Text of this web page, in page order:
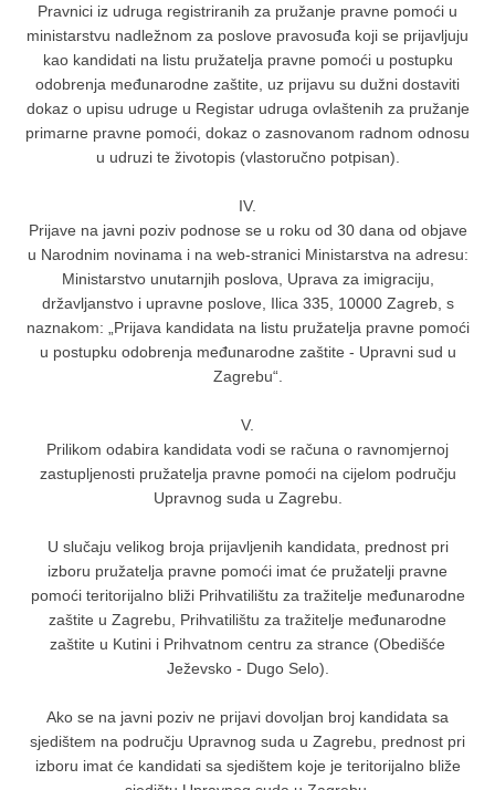
Pravnici iz udruga registriranih za pružanje pravne pomoći u
ministarstvu nadležnom za poslove pravosuđa koji se prijavljuju
kao kandidati na listu pružatelja pravne pomoći u postupku
odobrenja međunarodne zaštite, uz prijavu su dužni dostaviti
dokaz o upisu udruge u Registar udruga ovlaštenih za pružanje
primarne pravne pomoći, dokaz o zasnovanom radnom odnosu
u udruzi te životopis (vlastoručno potpisan).
IV.
Prijave na javni poziv podnose se u roku od 30 dana od objave
u Narodnim novinama i na web-stranici Ministarstva na adresu:
Ministarstvo unutarnjih poslova, Uprava za imigraciju,
državljanstvo i upravne poslove, Ilica 335, 10000 Zagreb, s
naznakom: „Prijava kandidata na listu pružatelja pravne pomoći
u postupku odobrenja međunarodne zaštite - Upravni sud u
Zagrebu“.
V.
Prilikom odabira kandidata vodi se računa o ravnomjernoj
zastupljenosti pružatelja pravne pomoći na cijelom području
Upravnog suda u Zagrebu.
U slučaju velikog broja prijavljenih kandidata, prednost pri
izboru pružatelja pravne pomoći imat će pružatelji pravne
pomoći teritorijalno bliži Prihvatilištu za tražitelje međunarodne
zaštite u Zagrebu, Prihvatilištu za tražitelje međunarodne
zaštite u Kutini i Prihvatnom centru za strance (Obedišće
Ježevsko - Dugo Selo).
Ako se na javni poziv ne prijavi dovoljan broj kandidata sa
sjedištem na području Upravnog suda u Zagrebu, prednost pri
izboru imat će kandidati sa sjedištem koje je teritorijalno bliže